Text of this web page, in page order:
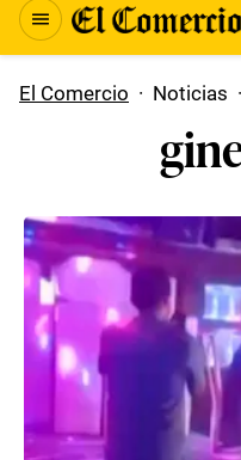
El Comercio · Noticias ·